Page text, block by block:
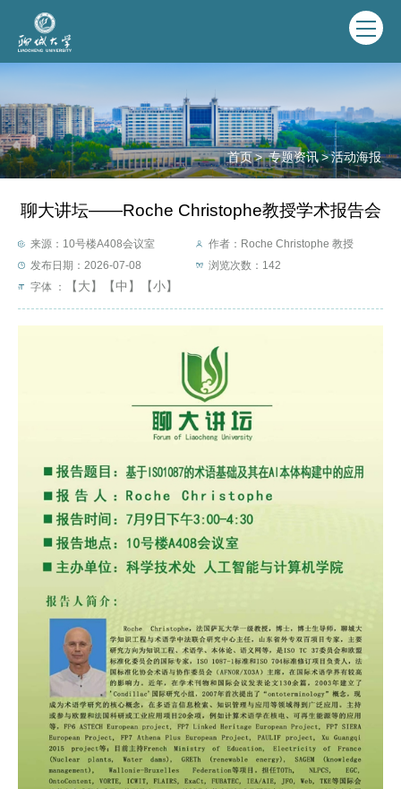
首页 > 专题资讯>活动海报
聊大讲坛——Roche Christophe教授学术报告会
来源：10号楼A408会议室
作者：Roche Christophe 教授
发布日期：2026-07-08
浏览次数： 142
字体 ：
【大】 【中】 【小】